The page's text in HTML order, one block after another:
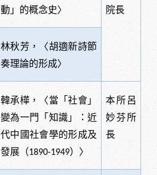
動」的概念史〉
院長
林秋芳，〈胡適新詩節
奏理論的形成〉
韓承樺，〈當「社會」
變為一門「知識」：近
代中國社會學的形成及
發展（1890-1949）〉
本所呂
妙芬所
長